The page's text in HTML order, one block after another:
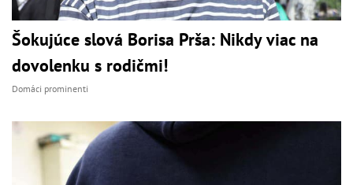
Šokujúce slová Borisa Prša: Nikdy viac na
dovolenku s rodičmi!
Domáci prominenti